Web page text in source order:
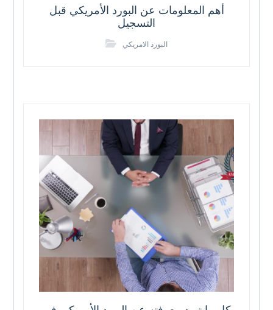
أهم المعلومات عن البورد الأمريكي قبل
التسجيل
البورد الامريكي